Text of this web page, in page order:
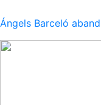
Ángels Barceló